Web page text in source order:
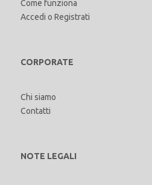
Come funziona
Accedi o Registrati
CORPORATE
Chi siamo
Contatti
NOTE LEGALI